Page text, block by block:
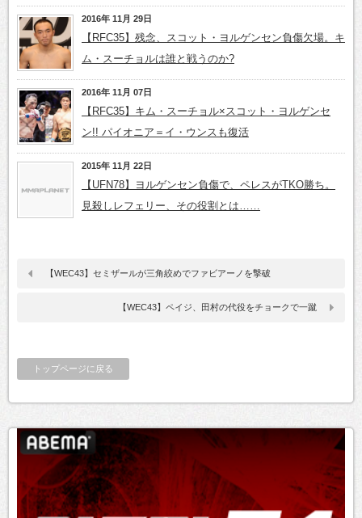
2016年 11月 29日
【RFC35】残念、スコット・ヨルゲンセン負傷欠場。キ
ム・スーチョルは誰と戦うのか?
2016年 11月 07日
【RFC35】キム・スーチョル×スコット・ヨルゲンセ
ン!! パイオニア＝イ・ウンスも復活
2015年 11月 22日
【UFN78】ヨルゲンセン負傷で、ペレスがTKO勝ち。
見殺しレフェリー、その役割とは……
【WEC43】セミザールが三角絞めでファビアーノを撃破
【WEC43】ペイジ、田村の代役をチョークで一蹴
トップページに戻る